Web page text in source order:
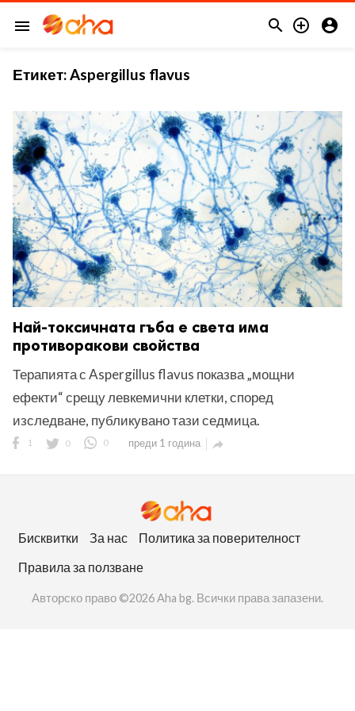
menu   
Етикет:Aspergillus flavus
Най-токсичната гъба е света има
противоракови свойства
Терапията с Aspergillus flavus показва „мощни
ефекти“ срещу левкемични клетки, според
изследване, публикувано тази седмица.
1 0 0 преди 1 година 
Бисквитки За нас
Политика за поверителност
Правила за ползване
Авторско право ©2026 Aha bg. Всички права запазени.